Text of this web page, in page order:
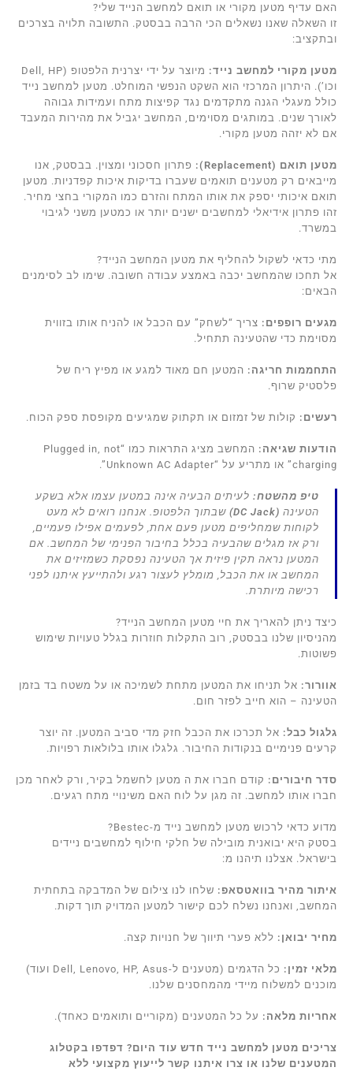
האם עדיף מטען מקורי או תואם למחשב הנייד שלי?
זו השאלה שאנו נשאלים הכי הרבה בבסטק. התשובה תלויה בצרכים
ובתקציב:
מטען מקורי למחשב נייד:
מיוצר על ידי יצרנית הלפטופ (Dell, HP
וכו’). היתרון המרכזי הוא השקט הנפשי המוחלט. מטען למחשב נייד
כולל מעגלי הגנה מתקדמים נגד קפיצות מתח ועמידות גבוהה
לאורך שנים. במותגים מסוימים, המחשב יגביל את מהירות המעבד
אם לא יזהה מטען מקורי.
מטען תואם (Replacement):
פתרון חסכוני ומצוין. בבסטק, אנו
מייבאים רק מטענים תואמים שעברו בדיקות איכות קפדניות. מטען
תואם איכותי יספק את אותו המתח והזרם כמו המקורי בחצי מחיר.
זהו פתרון אידיאלי למחשבים ישנים יותר או כמטען משני לגיבוי
במשרד.
מתי כדאי לשקול להחליף את מטען המחשב הנייד?
אל תחכו שהמחשב יכבה באמצע עבודה חשובה. שימו לב לסימנים
הבאים:
מגעים רופפים: צריך “לשחק” עם הכבל או להניח אותו בזווית
מסוימת כדי שהטעינה תתחיל.
התחממות חריגה: המטען חם מאוד למגע או מפיץ ריח של
פלסטיק שרוף.
רעשים: קולות של זמזום או תקתוק שמגיעים מקופסת ספק הכוח.
הודעות שגיאה:
המחשב מציג התראות כמו “Plugged in, not
charging” או מתריע על “Unknown AC Adapter”.
טיפ מהשטח: לעיתים הבעיה אינה במטען עצמו אלא בשקע
הטעינה (DC Jack)
שבתוך הלפטופ. אנחנו רואים לא מעט
לקוחות שמחליפים מטען פעם אחת, לפעמים אפילו פעמיים,
ורק אז מגלים שהבעיה בכלל בחיבור הפנימי של המחשב. אם
המטען נראה תקין פיזית אך הטעינה נפסקת כשמזיזים את
המחשב או את הכבל, מומלץ לעצור רגע ולהתייעץ איתנו לפני
רכישה מיותרת.
כיצד ניתן להאריך את חיי מטען המחשב הנייד?
מהניסיון שלנו בבסטק, רוב התקלות חוזרות בגלל טעויות שימוש
פשוטות.
אוורור: אל תניחו את המטען מתחת לשמיכה או על משטח בד בזמן
הטעינה – הוא חייב לפזר חום.
גלגול כבל: אל תכרכו את הכבל חזק מדי סביב המטען. זה יוצר
קרעים פנימיים בנקודות החיבור. גלגלו אותו בלולאות רפויות.
סדר חיבורים: קודם חברו את ה מטען לחשמל בקיר, ורק לאחר מכן
חברו אותו למחשב. זה מגן על לוח האם משינויי מתח רגעים.
מדוע כדאי לרכוש מטען למחשב נייד מ-Bestec?
בסטק היא יבואנית מובילה של חלקי חילוף למחשבים ניידים
בישראל. אצלנו תיהנו מ:
איתור מהיר בוואטסאפ: שלחו לנו צילום של המדבקה בתחתית
המחשב, ואנחנו נשלח לכם קישור למטען המדויק תוך דקות.
מחיר יבואן: ללא פערי תיווך של חנויות קצה.
מלאי זמין:
כל הדגמים (מטענים ל-Dell, Lenovo, HP, Asus ועוד)
מוכנים למשלוח מיידי מהמחסנים שלנו.
אחריות מלאה: על כל המטענים (מקוריים ותואמים כאחד).
צריכים מטען למחשב נייד חדש עוד היום? דפדפו בקטלוג
המטענים שלנו או צרו איתנו קשר לייעוץ מקצועי ללא